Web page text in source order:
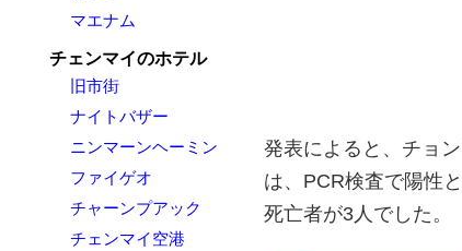
マエナム
チェンマイのホテル
旧市街
ナイトバザー
ニンマーンヘーミン
ファイゲオ
チャーンプアック
チェンマイ空港
発表によると、チョ
は、PCR検査で陽性
死亡者が3人でした。